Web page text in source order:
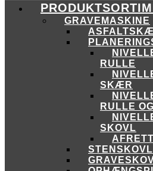
GRAVEMASKINE
RULLE
SKÆR
RULLE
SKOVL
STENSKOVL